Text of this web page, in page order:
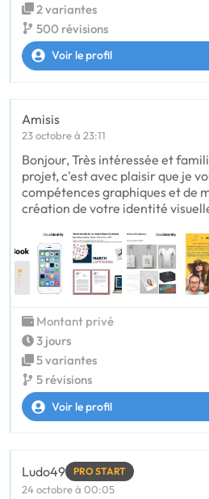
2 variantes
500 révisions
Voir le profil
Amisis
23 octobre à 23:11
Bonjour, Très intéressée et
projet, c'est avec plaisir que je
compétences graphiques et de
création de votre identité
Montant privé
3 jours
5 variantes
5 révisions
Voir le profil
Ludo49 PRO START
24 octobre à 00:05